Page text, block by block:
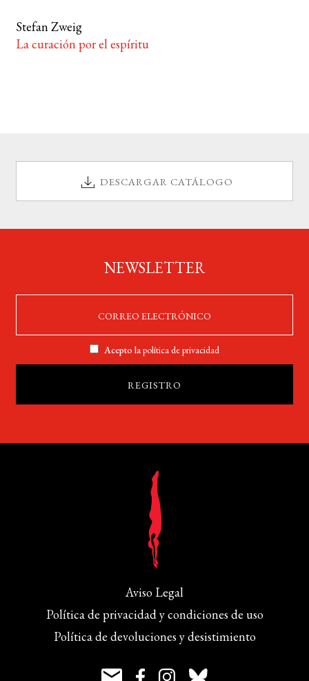
Stefan Zweig
La curación por el espíritu
DESCARGAR CATÁLOGO
NEWSLETTER
Acepto lapolítica de privacidad
Aviso Legal
Política de privacidad y condiciones de uso
Política de devoluciones y desistimiento